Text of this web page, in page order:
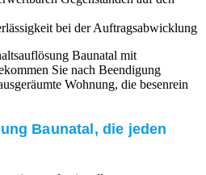
bei der Auftragsabwicklung
Baunatal mit
Sie nach Beendigung
Wohnung, die besenrein
Baunatal, die jeden